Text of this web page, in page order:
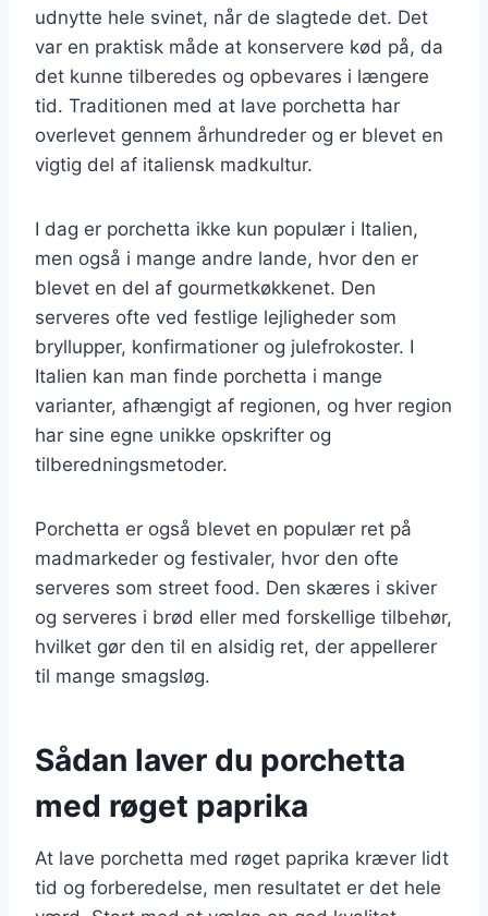
udnytte hele svinet, når de slagtede det. Det
var en praktisk måde at konservere kød på, da
det kunne tilberedes og opbevares i længere
tid. Traditionen med at lave porchetta har
overlevet gennem århundreder og er blevet en
vigtig del af italiensk madkultur.
I dag er porchetta ikke kun populær i Italien,
men også i mange andre lande, hvor den er
blevet en del af gourmetkøkkenet. Den
serveres ofte ved festlige lejligheder som
bryllupper, konfirmationer og julefrokoster. I
Italien kan man finde porchetta i mange
varianter, afhængigt af regionen, og hver region
har sine egne unikke opskrifter og
tilberedningsmetoder.
Porchetta er også blevet en populær ret på
madmarkeder og festivaler, hvor den ofte
serveres som street food. Den skæres i skiver
og serveres i brød eller med forskellige tilbehør,
hvilket gør den til en alsidig ret, der appellerer
til mange smagsløg.
Sådan laver du porchetta
med røget paprika
At lave porchetta med røget paprika kræver lidt
tid og forberedelse, men resultatet er det hele